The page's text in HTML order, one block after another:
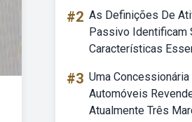
#2 As Definições De
Passivo Identificam
Características
#3 Uma Concessionária
Automóveis
Atualmente Três